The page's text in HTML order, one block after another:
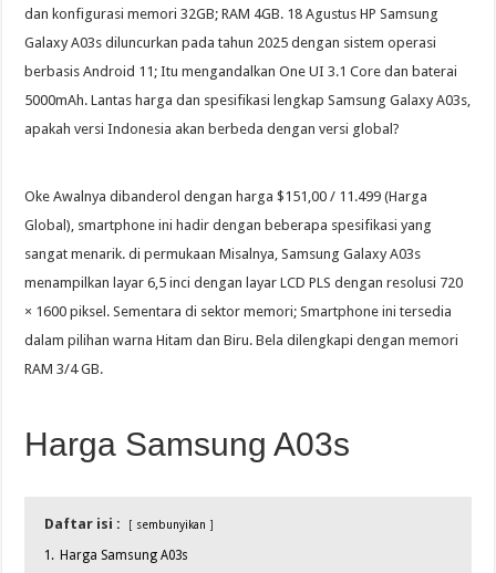
dan konfigurasi memori 32GB; RAM 4GB. 18 Agustus HP Samsung
Galaxy A03s diluncurkan pada tahun 2025 dengan sistem operasi
berbasis Android 11; Itu mengandalkan One UI 3.1 Core dan baterai
5000mAh. Lantas harga dan spesifikasi lengkap Samsung Galaxy A03s,
apakah versi Indonesia akan berbeda dengan versi global?
Oke Awalnya dibanderol dengan harga $151,00 / 11.499 (Harga
Global), smartphone ini hadir dengan beberapa spesifikasi yang
sangat menarik. di permukaan Misalnya, Samsung Galaxy A03s
menampilkan layar 6,5 inci dengan layar LCD PLS dengan resolusi 720
× 1600 piksel. Sementara di sektor memori; Smartphone ini tersedia
dalam pilihan warna Hitam dan Biru. Bela dilengkapi dengan memori
RAM 3/4 GB.
Harga Samsung A03s
Daftar isi : sembunyikan
1. Harga Samsung A03s